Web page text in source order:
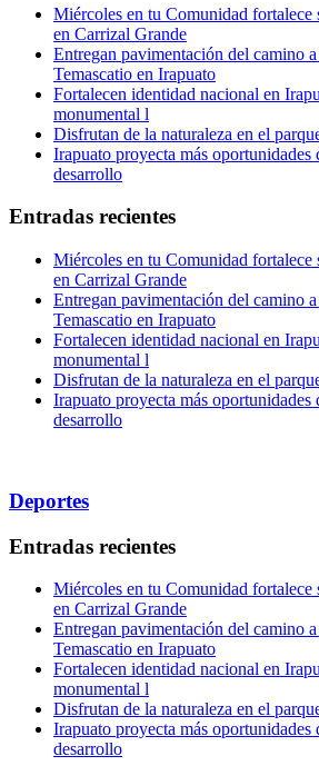
Miércoles en tu Comunidad fortalece
en Carrizal Grande
Entregan pavimentación del camino
Temascatio en Irapuato
Fortalecen identidad nacional en
monumental l
Disfrutan de la naturaleza en el
Irapuato proyecta más oportunidades
desarrollo
Entradas recientes
Miércoles en tu Comunidad fortalece
en Carrizal Grande
Entregan pavimentación del camino
Temascatio en Irapuato
Fortalecen identidad nacional en
monumental l
Disfrutan de la naturaleza en el
Irapuato proyecta más oportunidades
desarrollo
Deportes
Entradas recientes
Miércoles en tu Comunidad fortalece
en Carrizal Grande
Entregan pavimentación del camino
Temascatio en Irapuato
Fortalecen identidad nacional en
monumental l
Disfrutan de la naturaleza en el
Irapuato proyecta más oportunidades
desarrollo